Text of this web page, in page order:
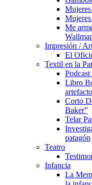
Me
Impresión /
El
Textil en la
Libro
Corto
Baker”
Telar
patagón
Teatro
Infancia
La